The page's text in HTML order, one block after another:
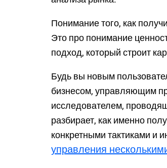
Понимание того, как
Это про понимание
подход, который строит
Будь вы новым
бизнесом, управляющим
исследователем,
разбирает, как именно
конкретными тактиками и
управления